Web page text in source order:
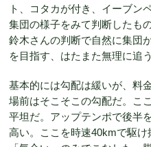
ト、コタカが付き、イーブン
集団の様子をみて判断したも
鈴木さんの判断で自然に集団
を目指す、はたまた無理に追
基本的には勾配は緩いが、料
場前はそこそこの勾配だ。こ
平坦だ。アップテンポで後半
高い。ここを時速40kmで駆